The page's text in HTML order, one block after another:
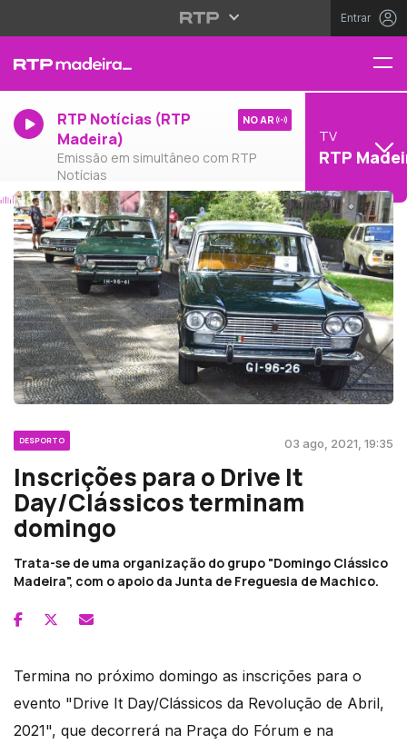
Entrar
RTP Notícias (RTP
Madeira)
Emissão em simultâneo com RTP
Notícias
NO AR
TV
RTP
DESPORTO 03 ago, 2021, 19:35
Inscrições para o Drive It
Day/Clássicos terminam
domingo
Trata-se de uma organização do grupo "Domingo Clássico
Madeira", com o apoio da Junta de Freguesia de Machico.
Termina no próximo domingo as inscrições para o
evento "Drive It Day/Clássicos da Revolução de Abril,
2021", que decorrerá na Praça do Fórum e na